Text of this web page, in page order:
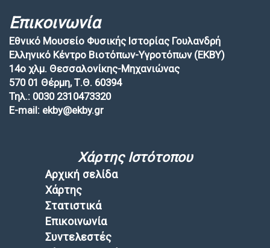
Επικοινωνία
Εθνικό Μουσείο Φυσικής Ιστορίας Γουλανδρή
Ελληνικό Κέντρο Βιοτόπων-Υγροτόπων (EKBY)
14ο χλμ. Θεσσαλονίκης-Μηχανιώνας
570 01 Θέρμη, Τ.Θ. 60394
Τηλ.: 0030 2310473320
E-mail: ekby@ekby.gr
Χάρτης Ιστότοπου
Αρχική σελίδα
Χάρτης
Στατιστικά
Επικοινωνία
Συντελεστές